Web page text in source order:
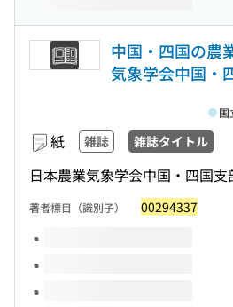
中国・四国の農
気象学会中国・
紙 雑誌 雑誌タイトル
日本農業気象学会中国・四国支
国
著者標目（識別子） 00294337
このタイトルの巻号